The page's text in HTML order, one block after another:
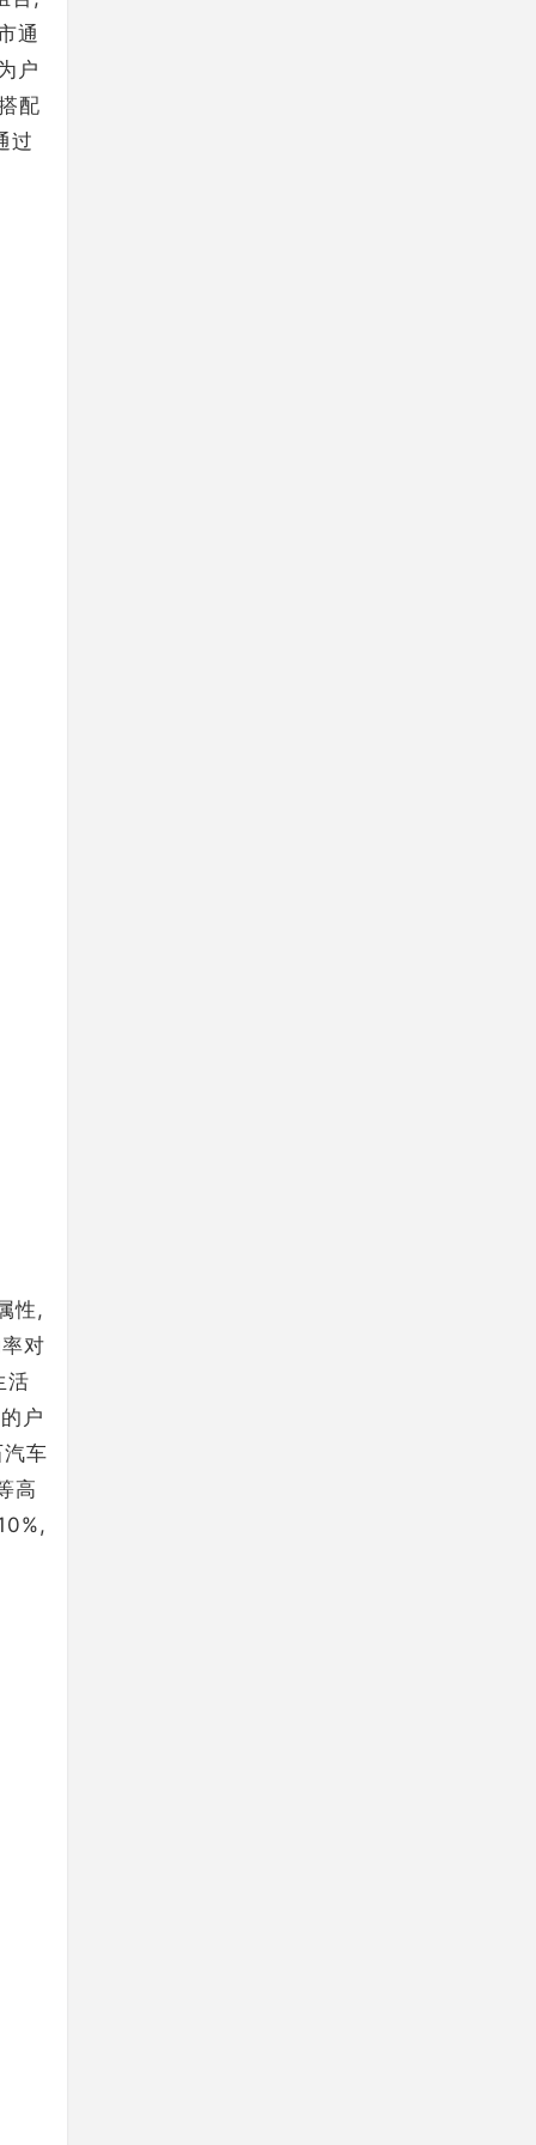
通
户
配
过
性,
对
活
户
车
高